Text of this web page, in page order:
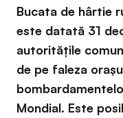
Bucata de hârtie
este datată 31
autoritățile
de pe faleza
Mondial. Este